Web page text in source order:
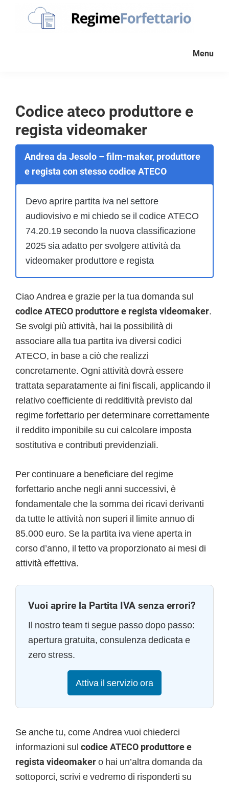
partita
Iva
forfettaria
Menu
Codice ateco produttore e
regista videomaker
Andrea da Jesolo – film-maker, produttore
e regista con stesso codice ATECO
Devo aprire partita iva nel settore
audiovisivo e mi chiedo se il codice ATECO
74.20.19 secondo la nuova classificazione
2025 sia adatto per svolgere attività da
videomaker produttore e regista
Ciao Andrea e grazie per la tua domanda sul
codice ATECO produttore e regista videomaker.
Se svolgi più attività, hai la possibilità di
associare alla tua partita iva diversi codici
ATECO, in base a ciò che realizzi
concretamente. Ogni attività dovrà essere
trattata separatamente ai fini fiscali, applicando il
relativo coefficiente di redditività previsto dal
regime forfettario per determinare correttamente
il reddito imponibile su cui calcolare imposta
sostitutiva e contributi previdenziali.
Per continuare a beneficiare del regime
forfettario anche negli anni successivi, è
fondamentale che la somma dei ricavi derivanti
da tutte le attività non superi il limite annuo di
85.000 euro. Se la partita iva viene aperta in
corso d’anno, il tetto va proporzionato ai mesi di
attività effettiva.
Vuoi aprire la Partita IVA senza errori?
Il nostro team ti segue passo dopo passo:
apertura gratuita, consulenza dedicata e
zero stress.
Attiva il servizio ora
Se anche tu, come Andrea vuoi chiederci
informazioni sul codice ATECO produttore e
regista videomakero hai un’altra domanda da
sottoporci, scrivi e vedremo di risponderti su